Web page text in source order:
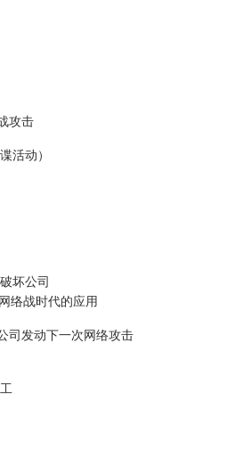
攻击
活动）
坏公司
络战时代的应用
司发动下一次网络攻击